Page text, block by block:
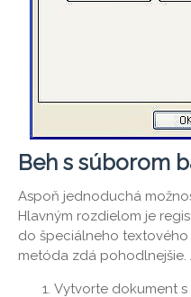
Beh s súborom
Aspoň jednoduchá
Hlavným rozdielom je
do špeciálneho textového
metóda zdá pohodlnejšie.
Vytvorte dokument